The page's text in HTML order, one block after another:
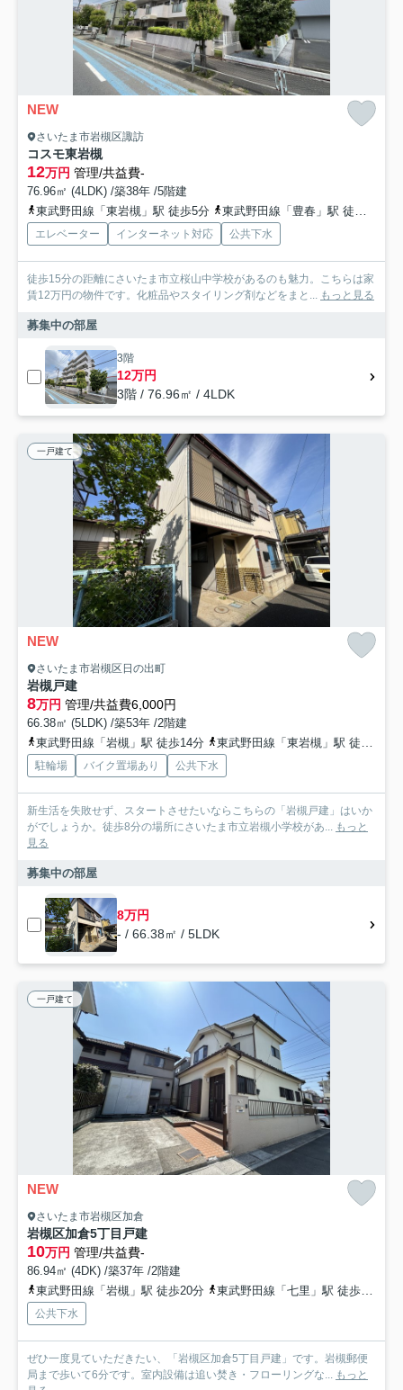
NEW
さいたま市岩槻区諏訪
コスモ東岩槻
12万円 管理/共益費-
76.96㎡ (4LDK) /築38年 /5階建
東武野田線「東岩槻」駅 徒歩5分
東武野田線「豊春」駅 徒歩22分
エレベーター インターネット対応 公共下水
徒歩15分の距離にさいたま市立桜山中学校があるのも魅力。こちらは家
賃12万円の物件です。化粧品やスタイリング剤などをまと... もっと見る
募集中の部屋
3階
12万円
3階 / 76.96㎡ / 4LDK
一戸建て
NEW
さいたま市岩槻区日の出町
岩槻戸建
8万円 管理/共益費6,000円
66.38㎡ (5LDK) /築53年 /2階建
東武野田線「岩槻」駅 徒歩14分
東武野田線「東岩槻」駅 徒歩29分
駐輪場 バイク置場あり 公共下水
新生活を失敗せず、スタートさせたいならこちらの「岩槻戸建」はいか
がでしょうか。徒歩8分の場所にさいたま市立岩槻小学校があ... もっと
見る
募集中の部屋
8万円
- / 66.38㎡ / 5LDK
一戸建て
NEW
さいたま市岩槻区加倉
岩槻区加倉5丁目戸建
10万円 管理/共益費-
86.94㎡ (4DK) /築37年 /2階建
東武野田線「岩槻」駅 徒歩20分
東武野田線「七里」駅 徒歩39分
公共下水
ぜひ一度見ていただきたい、「岩槻区加倉5丁目戸建」です。岩槻郵便
局まで歩いて6分です。室内設備は追い焚き・フローリングな... もっと